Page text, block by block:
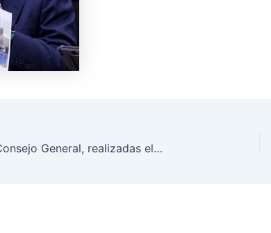
Sesiones Extraordnarias del Consejo General, realizadas el día 22 de diciembre de 2017 en las instalaciones del Instituto.